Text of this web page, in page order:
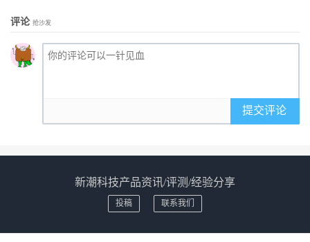
评论 抢沙发
提交评论
新潮科技产品资讯/评测/经验分享
投稿 联系我们